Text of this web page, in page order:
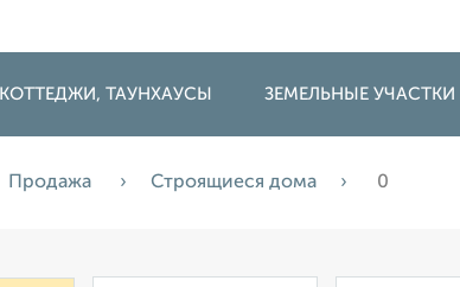
ТАУНХАУСЫ ЗЕМЕЛЬНЫЕ УЧАСТКИ
Продажа Строящиеся дома 0